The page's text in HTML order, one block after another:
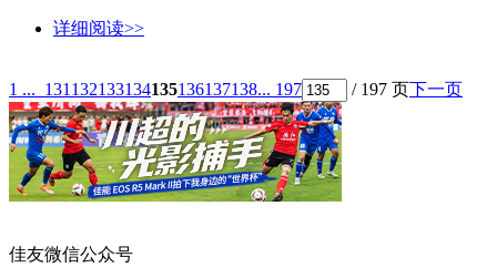
详细阅读>>
1 ... 131 132133134135136137138... 197 / 197 页下一页
佳友微信公众号